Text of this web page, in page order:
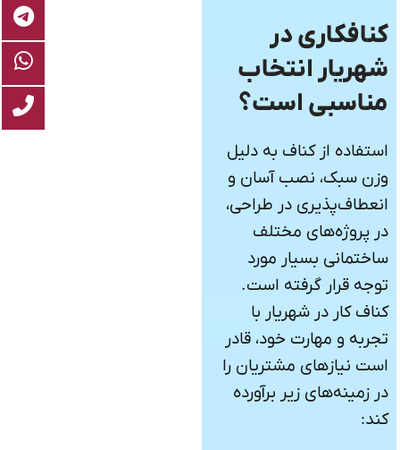
کنافکاری در
شهریار انتخاب
مناسبی است؟
استفاده از کناف به دلیل
وزن سبک، نصب آسان و
انعطاف‌پذیری در طراحی،
در پروژه‌های مختلف
ساختمانی بسیار مورد
توجه قرار گرفته است.
کناف کار در شهریار با
تجربه و مهارت خود، قادر
است نیازهای مشتریان را
در زمینه‌های زیر برآورده
کند: